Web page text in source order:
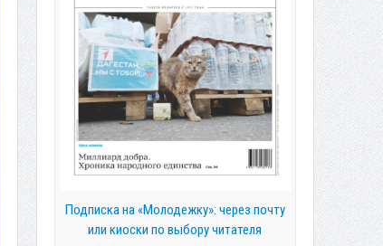
Подписка на «Молодежку»: через почту
или киоски по выбору читателя